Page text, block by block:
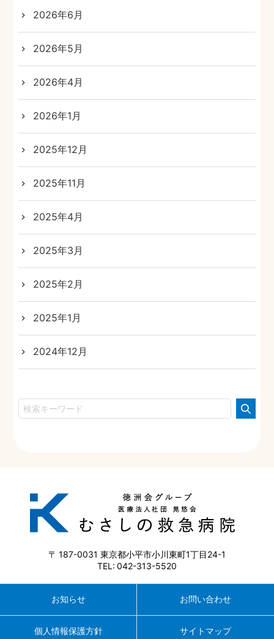
2026年6月
2026年5月
2026年4月
2026年1月
2025年12月
2025年11月
2025年4月
2025年3月
2025年2月
2025年1月
2024年12月
187-0031 東京都小平市小川東町1丁目24-1
042-313-5520
お知らせ お問い合わせ
個人情報保護方針 サイトマップ